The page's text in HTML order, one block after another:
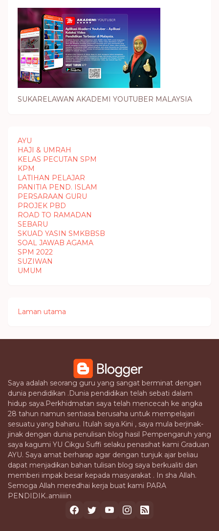
SUKARELAWAN AKADEMI YOUTUBER MALAYSIA
AYU
HAJI & UMRAH
KELAS PECUTAN SPM
KPM
LATIHAN PELAJAR
PANITIA PEND. ISLAM
PERSARAAN GURU
PROJEK PBD
ROAD TO RAMADAN
SEBARU
SKUAD YASIN SMKBBSB
SOAL JAWAB AGAMA
SPM 2022
SUZIWAN
UMUM
Laman utama
Saya adalah seorang guru yang sangat berminat dengan
dunia pendidikan .Dunia pendidikan telah sebati dalam
hidup saya.Perkhidmatan saya telah mencecah ke angka
28 tahun namun sentiasa berusaha untuk mempelajari
sesuatu yang baharu. Itulah saya.Kini , saya mula berjinak-
jinak dengan dunia penulisan blog hasil Pempengaruh yang
saya kagumi YU Cikgu Suffi selaku penasihat kami Graduan
AYU. Saya amat berharap agar dengan tunjuk ajar beliau
dapat menjadikan bahan tulisan blog saya berkualiti dan
memberi impak besar kepada masyarakat . In sha Allah.
Semoga Allah meredhai kerja buat kami PARA
PENDIDIK..amiiiiin